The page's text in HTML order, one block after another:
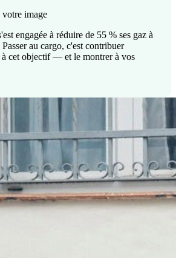
image
engagée à réduire de 55 % ses gaz à
au cargo, c'est contribuer
à cet objectif — et le montrer à vos